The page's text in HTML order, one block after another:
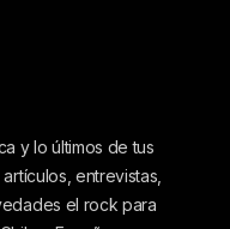
y lo últimos de tus
entrevistas,
el rock para